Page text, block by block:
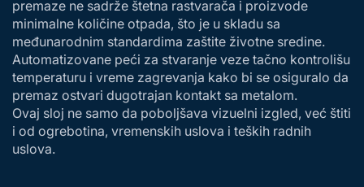
premaze ne sadrže štetna rastvarača i proizvode
minimalne količine otpada, što je u skladu sa
međunarodnim standardima zaštite životne sredine.
Automatizovane peći za stvaranje veze tačno kontrolišu
temperaturu i vreme zagrevanja kako bi se osiguralo da
premaz ostvari dugotrajan kontakt sa metalom.
Ovaj sloj ne samo da poboljšava vizuelni izgled, već štiti
i od ogrebotina, vremenskih uslova i teških radnih
uslova.